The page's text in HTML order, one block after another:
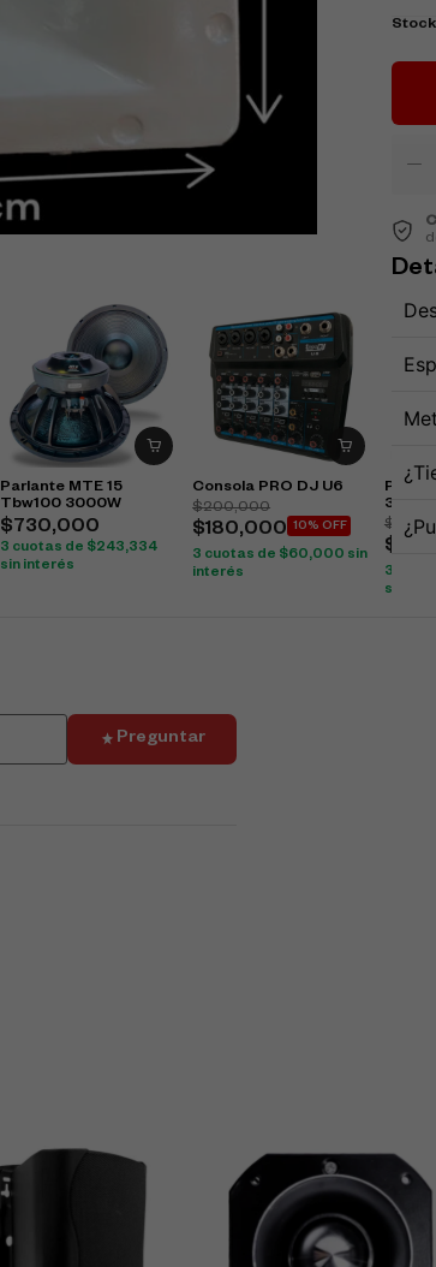
Parlante MTE 15
Tbw100 3000W
$ 730,000
3 cuotas de $243,334
sin interés
Consola PRO DJ U6
$200,000
$180,000 10% OFF
3 cuotas de $60,000 sin
interés
3000W
$
$
3
sin
Stock
Preguntar